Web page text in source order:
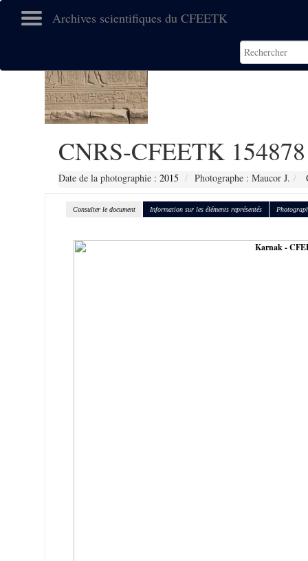
Archives scientifiques du CFEETK
CNRS-CFEETK 154878
Date de la photographie : 2015 Photographe : Maucor J.
Consulter le document Information sur les éléments représentés